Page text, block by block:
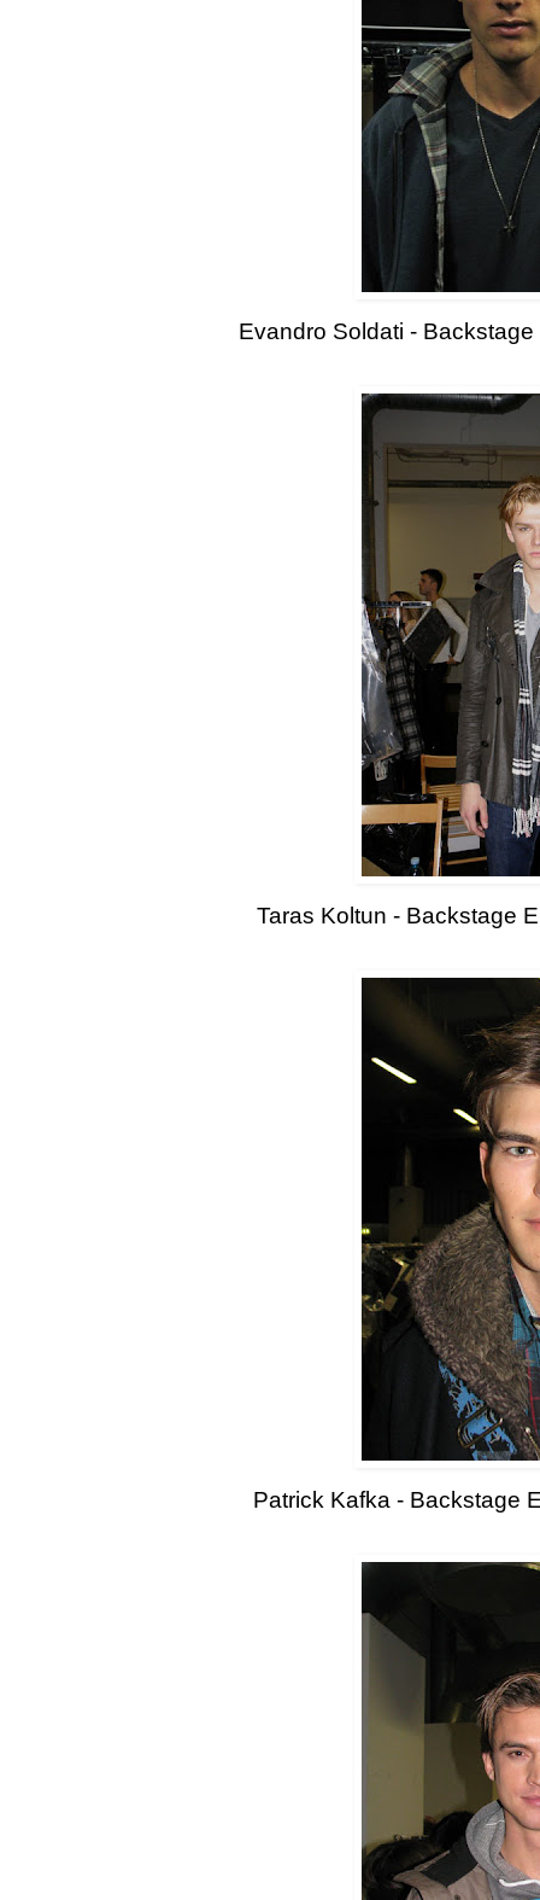
Evandro Soldati -
Taras Koltun - Backstage
Patrick Kafka - Backstage